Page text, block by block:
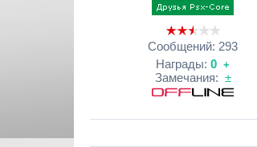
Сообщений: 293
Награды: 0 +
Замечания: ±